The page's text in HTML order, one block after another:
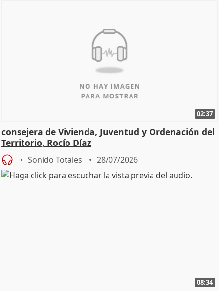
02:37
consejera de Vivienda, Juventud y Ordenación del
Territorio, Rocío Díaz
Sonido Totales 28/07/2026
08:34